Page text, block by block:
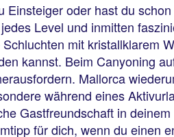
Einsteiger oder hast du
Level und inmitten
mit kristallklarem
kannst. Beim Canyoning
Mallorca
während eines
Gastfreundschaft in
für dich, wenn du einen